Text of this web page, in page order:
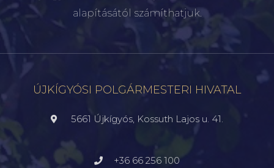
alapításától számíthatjuk.
ÚJKÍGYÓSI POLGÁRMESTERI HIVATAL
5661 Újkígyós, Kossuth Lajos u. 41.
+36 66 256 100